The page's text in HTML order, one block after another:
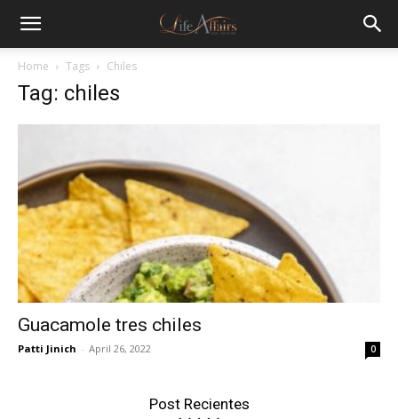
Home Tags Chiles
Tag: chiles
Guacamole tres chiles
Patti Jinich - April 26, 2022 0
Post Recientes